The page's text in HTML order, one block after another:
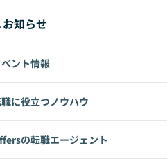
お知らせ
ント情報
に役立つノウハウ
の転職エージェント